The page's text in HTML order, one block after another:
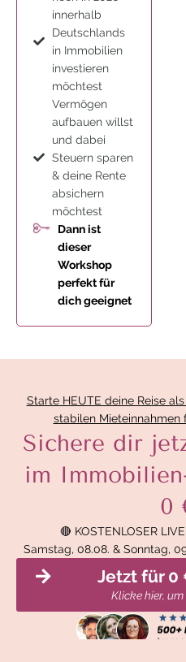
innerhalb
Deutschlands
in Immobilien
investieren
möchtest
Vermögen
aufbauen willst
und dabei
Steuern sparen
& deine Rente
absichern
möchtest
Dann ist
dieser
Workshop
perfekt für
dich geeignet
Starte HEUTE deine Reise
stabilen Mieteinnahmen
Sichere dir
im
0
🔴 KOSTENLOSER
Samstag, 08.08. & Sonntag,
Jetzt für
Klicke hier,